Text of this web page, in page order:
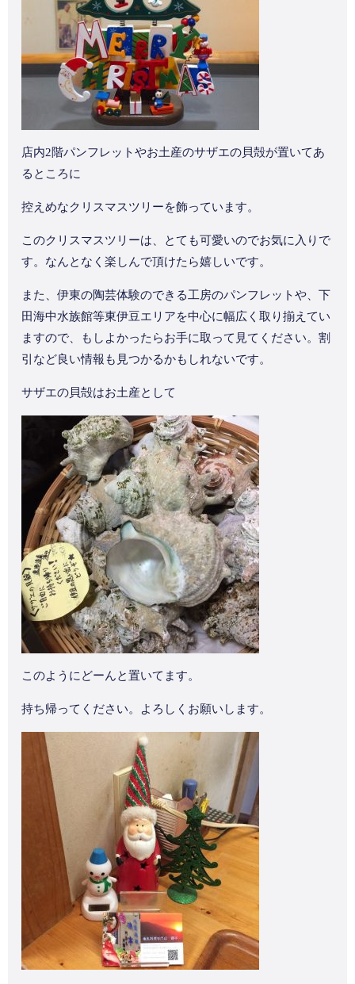
店内2階パンフレットやお土産のサザエの貝殻が置いてあ
るところに
控えめなクリスマスツリーを飾っています。
このクリスマスツリーは、とても可愛いのでお気に入りで
す。なんとなく楽しんで頂けたら嬉しいです。
また、伊東の陶芸体験のできる工房のパンフレットや、下
田海中水族館等東伊豆エリアを中心に幅広く取り揃えてい
ますので、もしよかったらお手に取って見てください。割
引など良い情報も見つかるかもしれないです。
サザエの貝殻はお土産として
このようにどーんと置いてます。
持ち帰ってください。よろしくお願いします。